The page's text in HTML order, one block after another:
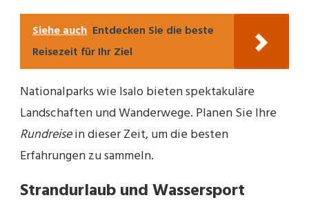
Siehe auch Entdecken Sie die beste
Reisezeit für Ihr Ziel
Nationalparks wie Isalo bieten spektakuläre
Landschaften und Wanderwege. Planen Sie Ihre
Rundreisein dieser Zeit, um die besten
Erfahrungen zu sammeln.
Strandurlaub und Wassersport